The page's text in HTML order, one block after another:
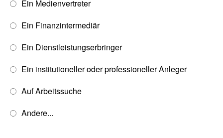
Ein Medienvertreter
Ein Finanzintermediär
Ein Dienstleistungserbringer
Ein institutioneller oder professioneller Anleger
Auf Arbeitssuche
Andere...